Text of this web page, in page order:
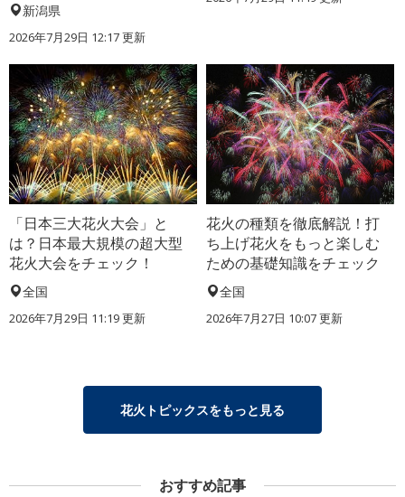
新潟県
2026年7月29日 12:17 更新
「日本三大花火大会」と
は？日本最大規模の超大型
花火大会をチェック！
全国
2026年7月29日 11:19 更新
花火の種類を徹底解説！打
ち上げ花火をもっと楽しむ
ための基礎知識をチェック
全国
2026年7月27日 10:07 更新
花火トピックスをもっと見る
おすすめ記事